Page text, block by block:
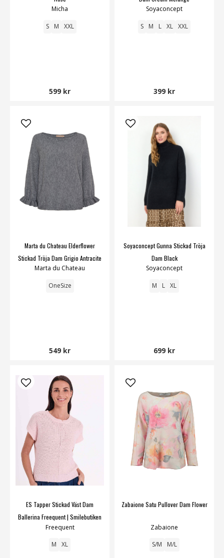
Micha
S M XXL
599 kr
Soyaconcept
S M L XL XXL
399 kr
Marta du Chateau Elderflower
Stickad Tröja Dam Grigio Antracite
Marta du Chateau
OneSize
549 kr
Soyaconcept Gunna Stickad Tröja
Dam Black
Soyaconcept
M L XL
699 kr
ES Tapper Stickad Väst Dam
Ballerina Freequent | Smilebutiken
Freequent
M XL
Zabaione Satu Pullover Dam Flower
Zabaione
S/M M/L